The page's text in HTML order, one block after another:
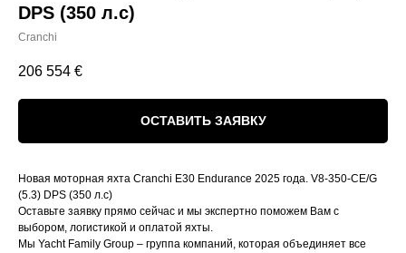
DPS (350 л.с)
Cranchi
206 554 €
ОСТАВИТЬ ЗАЯВКУ
Новая моторная яхта Cranchi E30 Endurance 2025 года. V8-350-CE/G
(5.3) DPS (350 л.с)
Оставьте заявку прямо сейчас и мы экспертно поможем Вам с
выбором, логистикой и оплатой яхты.
Мы Yacht Family Group – группа компаний, которая объединяет все